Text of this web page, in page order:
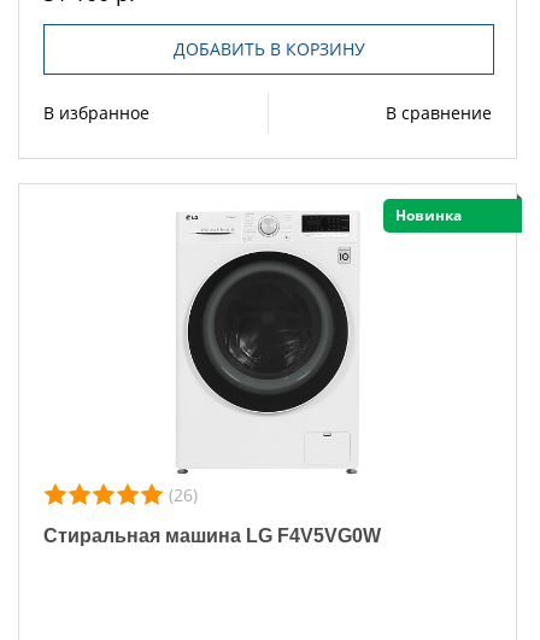
ДОБАВИТЬ В КОРЗИНУ
В избранное В сравнение
Новинка
(26)
Стиральная машина LG F4V5VG0W